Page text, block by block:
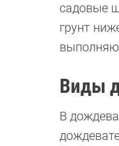
садовые
грунт
Виды
В